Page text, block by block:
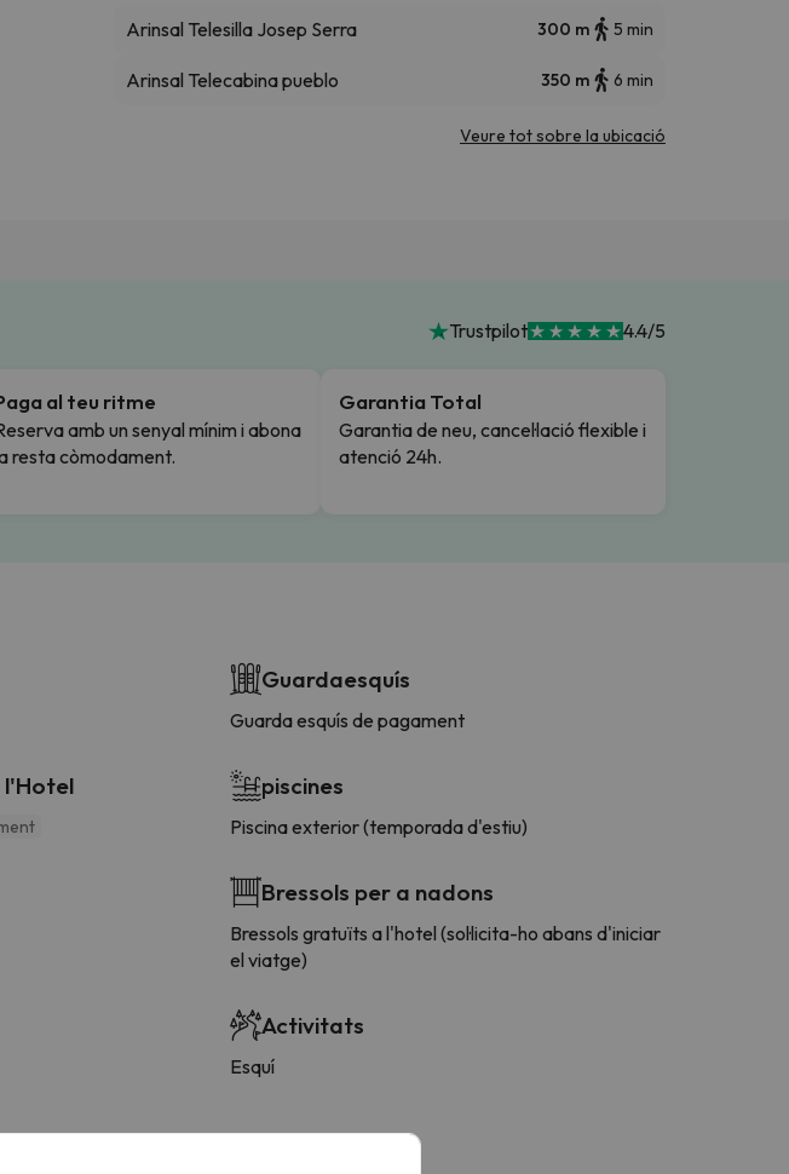
Arinsal Telesilla Josep Serra 300 m 5 min
Arinsal Telecabina pueblo 350 m 6 min
Veure tot sobre la ubicació
Trustpilot 4.4/5
al teu ritme
amb un senyal mínim i abona
resta còmodament.
Garantia Total
Garantia de neu, cancel·lació flexible i
atenció 24h.
l'Hotel
Guardaesquís
Guarda esquís de pagament
piscines
Piscina exterior (temporada d'estiu)
Bressols per a nadons
Bressols gratuïts a l'hotel (sol·licita-ho abans d'iniciar
el viatge)
Activitats
Esquí